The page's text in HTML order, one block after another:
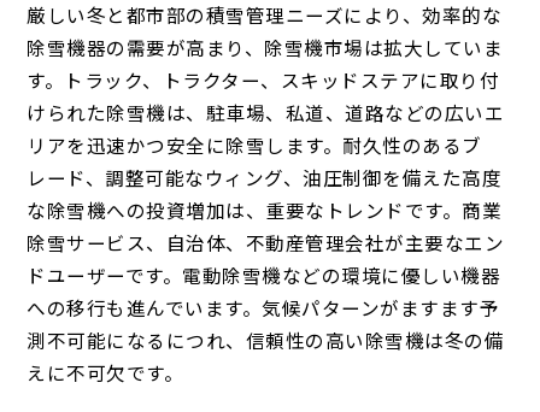
厳しい冬と都市部の積雪管理ニーズにより、効率的な
除雪機器の需要が高まり、除雪機市場は拡大していま
す。トラック、トラクター、スキッドステアに取り付
けられた除雪機は、駐車場、私道、道路などの広いエ
リアを迅速かつ安全に除雪します。耐久性のあるブ
レード、調整可能なウィング、油圧制御を備えた高度
な除雪機への投資増加は、重要なトレンドです。商業
除雪サービス、自治体、不動産管理会社が主要なエン
ドユーザーです。電動除雪機などの環境に優しい機器
への移行も進んでいます。気候パターンがますます予
測不可能になるにつれ、信頼性の高い除雪機は冬の備
えに不可欠です。